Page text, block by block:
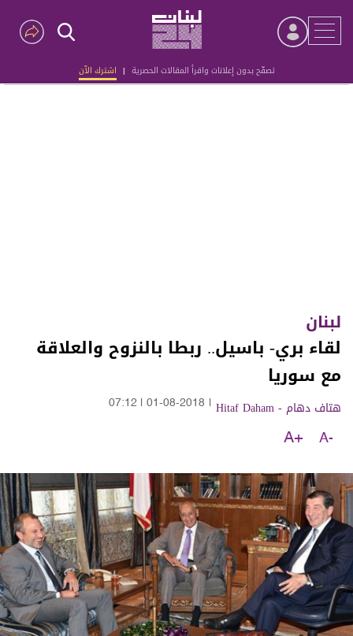
تصفّح بدون إعلانات واقرأ المقالات الحصرية | اشترك الآن
Advertisement
لبنان
لقاء بري- باسيل.. ربطا بالنزوح والعلاقة
مع سوريا
هتاف دهام - Hitaf Daham 01-08-2018
07:12
A-
A+